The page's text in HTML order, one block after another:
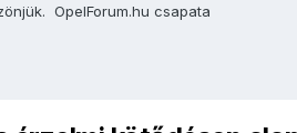
OpelForum.hu csapata